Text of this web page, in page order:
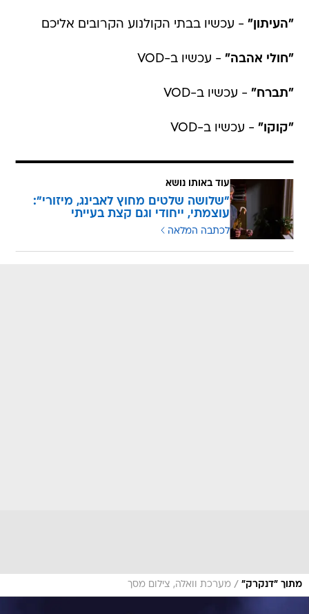
"העיתון" - עכשיו בבתי הקולנוע הקרובים אליכם
"חולי אהבה" - עכשיו ב-VOD
"תברח" - עכשיו ב-VOD
"קוקו" - עכשיו ב-VOD
עוד באותו נושא
"שלושה שלטים מחוץ לאבינג, מיזורי":
עוצמתי, ייחודי וגם קצת בעייתי
לכתבה המלאה
מתוך "דנקרק" / מערכת וואלה, צילום מסך